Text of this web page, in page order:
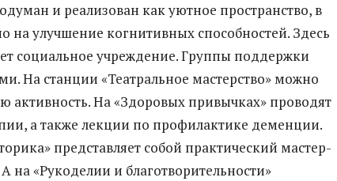
и реализован как уютное пространство, в
на улучшение когнитивных способностей. Здесь
социальное учреждение. Группы поддержки
На станции «Театральное мастерство» можно
активность. На «Здоровых привычках» проводят
а также лекции по профилактике деменции.
представляет собой практический мастер-
на «Рукоделии и благотворительности»